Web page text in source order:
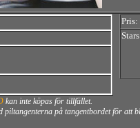
kan inte köpas för tillfället.
på tangentbordet för att